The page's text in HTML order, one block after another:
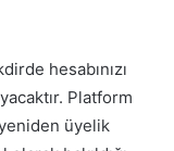
hesabınızı
Platform
üyelik